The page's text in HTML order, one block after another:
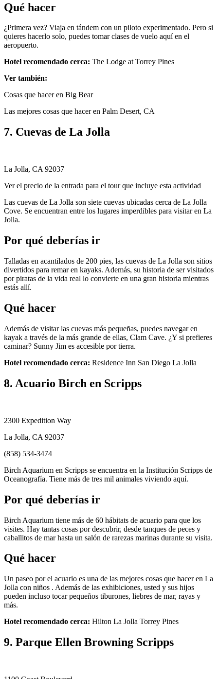
Qué hacer
¿Primera vez? Viaja en tándem con un piloto experimentado. Pero si
quieres hacerlo solo, puedes tomar clases de vuelo aquí en el
aeropuerto.
Hotel recomendado cerca: The Lodge at Torrey Pines
Ver también:
Cosas que hacer en Big Bear
Las mejores cosas que hacer en Palm Desert, CA
7. Cuevas de La Jolla
La Jolla, CA 92037
Ver el precio de la entrada para el tour que incluye esta actividad
Las cuevas de La Jolla son siete cuevas ubicadas cerca de La Jolla
Cove. Se encuentran entre los lugares imperdibles para visitar en La
Jolla.
Por qué deberías ir
Talladas en acantilados de 200 pies, las cuevas de La Jolla son sitios
divertidos para remar en kayaks. Además, su historia de ser visitados
por piratas de la vida real lo convierte en una gran historia mientras
estás allí.
Qué hacer
Además de visitar las cuevas más pequeñas, puedes navegar en
kayak a través de la más grande de ellas, Clam Cave. ¿Y si prefieres
caminar? Sunny Jim es accesible por tierra.
Hotel recomendado cerca: Residence Inn San Diego La Jolla
8. Acuario Birch en Scripps
2300 Expedition Way
La Jolla, CA 92037
(858) 534-3474
Birch Aquarium en Scripps se encuentra en la Institución Scripps de
Oceanografía. Tiene más de tres mil animales viviendo aquí.
Por qué deberías ir
Birch Aquarium tiene más de 60 hábitats de acuario para que los
visites. Hay tantas cosas por descubrir, desde tanques de peces y
caballitos de mar hasta un salón de rarezas marinas durante su visita.
Qué hacer
Un paseo por el acuario es una de las mejores cosas que hacer en La
Jolla con niños . Además de las exhibiciones, usted y sus hijos
pueden incluso tocar pequeños tiburones, liebres de mar, rayas y
más.
Hotel recomendado cerca: Hilton La Jolla Torrey Pines
9. Parque Ellen Browning Scripps